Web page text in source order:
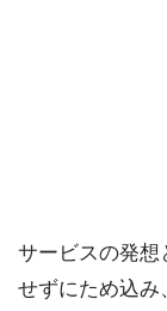
サービスの発
せずにため込み